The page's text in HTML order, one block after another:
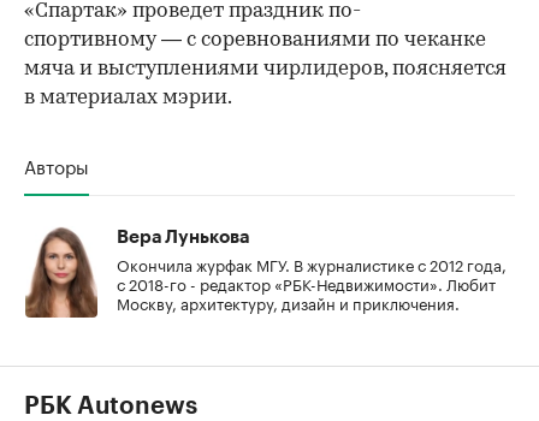
«Спартак» проведет праздник по-
спортивному — с соревнованиями по чеканке
мяча и выступлениями чирлидеров, поясняется
в материалах мэрии.
Авторы
Вера Лунькова
Окончила журфак МГУ. В журналистике с 2012 года,
с 2018-го - редактор «РБК-Недвижимости». Любит
Москву, архитектуру, дизайн и приключения.
РБК Autonews